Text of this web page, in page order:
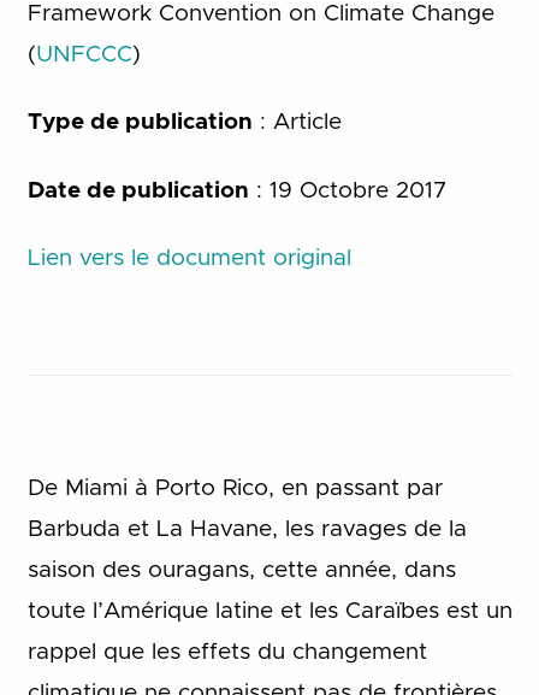
Framework Convention on Climate Change
(UNFCCC)
Type de publication : Article
Date de publication : 19 Octobre 2017
Lien vers le document original
De Miami à Porto Rico, en passant par
Barbuda et La Havane, les ravages de la
saison des ouragans, cette année, dans
toute l’Amérique latine et les Caraïbes est un
rappel que les effets du changement